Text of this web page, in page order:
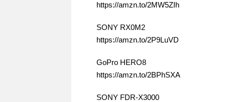
https://amzn.to/2MW5ZIh
SONY RX0M2
https://amzn.to/2P9LuVD
GoPro HERO8
https://amzn.to/2BPhSXA
SONY FDR-X3000